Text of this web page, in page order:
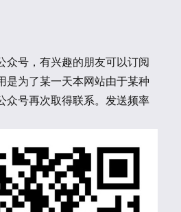
众号，有兴趣的朋友可以订阅
是为了某一天本网站由于某种
众号再次取得联系。发送频率